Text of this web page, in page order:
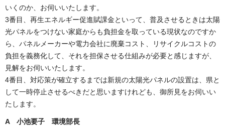
いくのか、お伺いいたします。
3番目、再生エネルギー促進賦課金といって、普及させるときは太陽
光パネルをつけない家庭からも負担金を取っている現状なのですか
ら、パネルメーカーや電力会社に廃棄コスト、リサイクルコストの
負担を義務化して、それを担保させる仕組みが必要と感じますが、
見解をお伺いいたします。
4番目、対応策が確立するまでは新規の太陽光パネルの設置は、県と
して一時停止させるべきだと思いますけれども、御所見をお伺いい
たします。
A小池要子 環境部長